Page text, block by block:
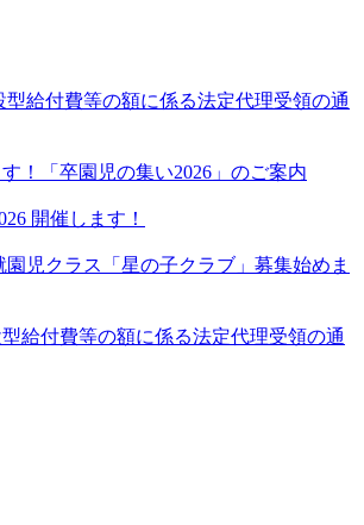
型給付費等の額に係る法定代理受領の通
！「卒園児の集い2026」のご案内
開催します！
園児クラス「星の子クラブ」募集始めま
型給付費等の額に係る法定代理受領の通